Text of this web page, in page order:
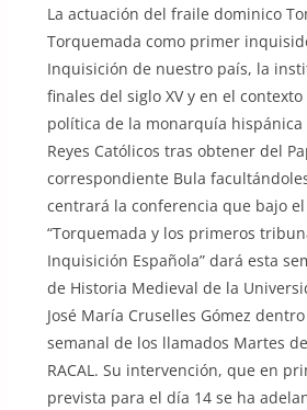
La actuación del fraile dominico
Torquemada como primer
Inquisición de nuestro país, la
finales del siglo XV y en el
política de la monarquía
Reyes Católicos tras obtener del
correspondiente Bula
centrará la conferencia que bajo
“Torquemada y los primeros
Inquisición Española” dará esta
de Historia Medieval de la
José María Cruselles Gómez
semanal de los llamados Martes
RACAL. Su intervención, que en
prevista para el día 14 se ha